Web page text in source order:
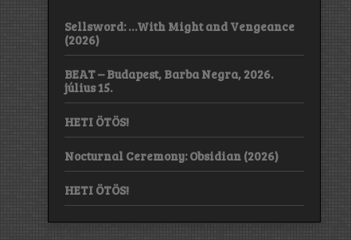
Sellsword: …With Might and Vengeance
(2026)
BEAT – Budapest, Barba Negra, 2026.
július 15.
HETI ÖTÖS!
Nocturnal Ceremony: Obsidian (2026)
HETI ÖTÖS!